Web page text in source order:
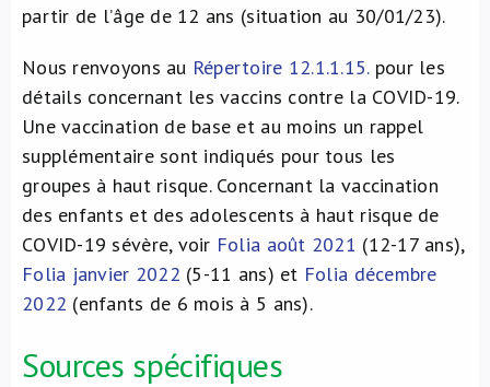
partir de l’âge de 12 ans (situation au 30/01/23).
Nous renvoyons au Répertoire 12.1.1.15.pour les
détails concernant les vaccins contre la COVID-19.
Une vaccination de base et au moins un rappel
supplémentaire sont indiqués pour tous les
groupes à haut risque. Concernant la vaccination
des enfants et des adolescents à haut risque de
COVID-19 sévère, voir Folia août 2021 (12-17 ans),
Folia janvier 2022 (5-11 ans) et Folia décembre
2022 (enfants de 6 mois à 5 ans).
Sources spécifiques